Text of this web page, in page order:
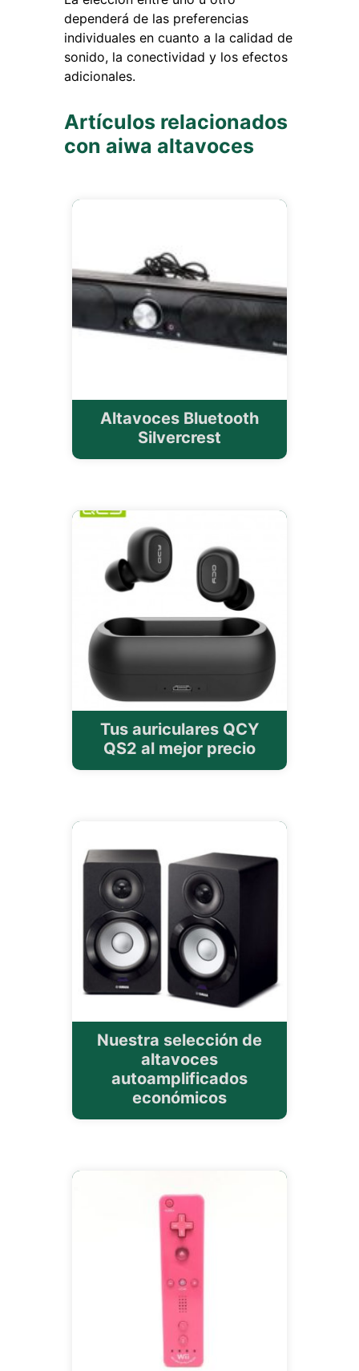
dependerá de las preferencias
individuales en cuanto a la calidad de
sonido, la conectividad y los efectos
adicionales.
Artículos relacionados
con aiwa altavoces
Altavoces Bluetooth
Silvercrest
Tus auriculares QCY
QS2 al mejor precio
Nuestra selección de
altavoces
autoamplificados
económicos